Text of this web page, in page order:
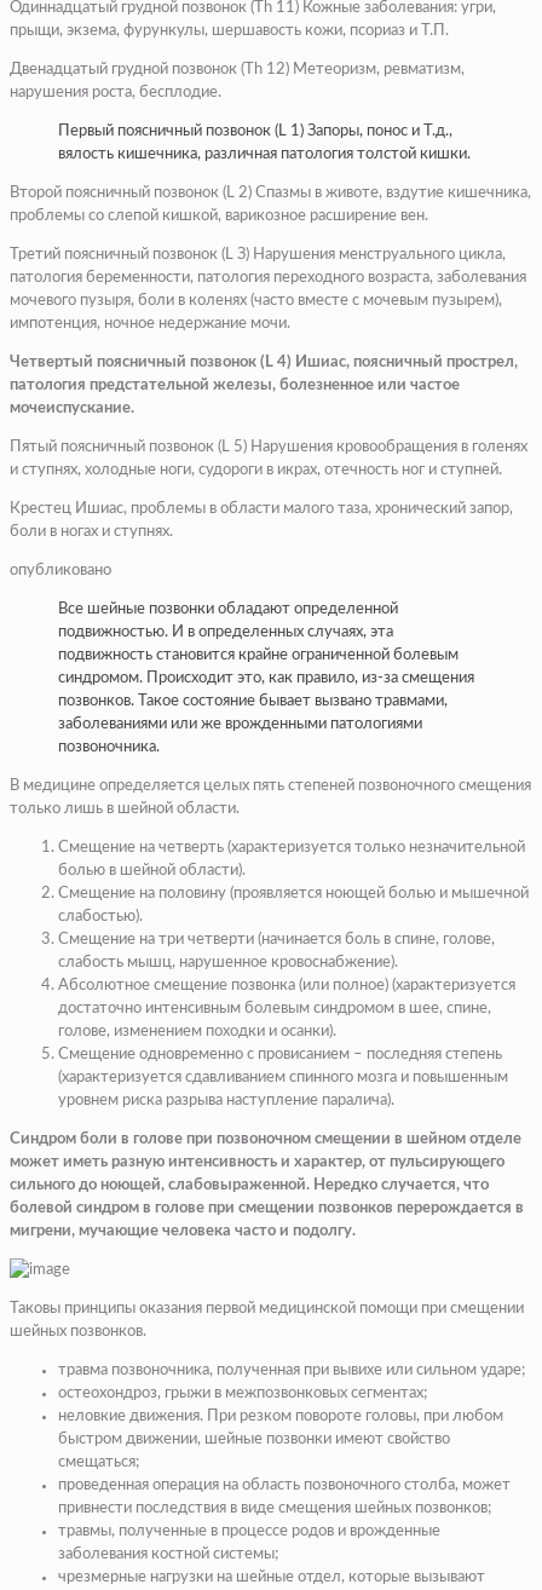
Одиннадцатый грудной позвонок (Th 11) Кожные заболевания: угри,
прыщи, экзема, фурункулы, шершавость кожи, псориаз и Т.П.
Двенадцатый грудной позвонок (Тh 12) Метеоризм, ревматизм,
нарушения роста, бесплодие.
Первый поясничный позвонок (L 1) Запоры, понос и Т.д.,
вялость кишечника, различная патология толстой кишки.
Второй поясничный позвонок (L 2) Спазмы в животе, вздутие кишечника,
проблемы со слепой кишкой, варикозное расширение вен.
Третий поясничный позвонок (L З) Нарушения менструального цикла,
патология беременности, патология переходного возраста, заболевания
мочевого пузыря, боли в коленях (часто вместе с мочевым пузырем),
импотенция, ночное недержание мочи.
Четвертый поясничный позвонок (L 4) Ишиас, поясничный прострел,
патология предстательной железы, болезненное или частое
мочеиспускание.
Пятый поясничный позвонок (L 5) Нарушения кровообращения в голенях
и ступнях, холодные ноги, судороги в икрах, отечность ног и ступней.
Крестец Ишиас, проблемы в области малого таза, хронический запор,
боли в ногах и ступнях.
опубликовано
Все шейные позвонки обладают определенной
подвижностью. И в определенных случаях, эта
подвижность становится крайне ограниченной болевым
синдромом. Происходит это, как правило, из-за смещения
позвонков. Такое состояние бывает вызвано травмами,
заболеваниями или же врожденными патологиями
позвоночника.
В медицине определяется целых пять степеней позвоночного смещения
только лишь в шейной области.
Смещение на четверть (характеризуется только незначительной
болью в шейной области).
Смещение на половину (проявляется ноющей болью и мышечной
слабостью).
Смещение на три четверти (начинается боль в спине, голове,
слабость мышц, нарушенное кровоснабжение).
Абсолютное смещение позвонка (или полное) (характеризуется
достаточно интенсивным болевым синдромом в шее, спине,
голове, изменением походки и осанки).
Смещение одновременно с провисанием – последняя степень
(характеризуется сдавливанием спинного мозга и повышенным
уровнем риска разрыва наступление паралича).
Синдром боли в голове при позвоночном смещении в шейном отделе
может иметь разную интенсивность и характер, от пульсирующего
сильного до ноющей, слабовыраженной. Нередко случается, что
болевой синдром в голове при смещении позвонков перерождается в
мигрени, мучающие человека часто и подолгу.
Таковы принципы оказания первой медицинской помощи при смещении
шейных позвонков.
травма позвоночника, полученная при вывихе или сильном ударе;
остеохондроз, грыжи в межпозвонковых сегментах;
неловкие движения. При резком повороте головы, при любом
быстром движении, шейные позвонки имеют свойство
смещаться;
проведенная операция на область позвоночного столба, может
привнести последствия в виде смещения шейных позвонков;
травмы, полученные в процессе родов и врожденные
заболевания костной системы;
чрезмерные нагрузки на шейные отдел, которые вызывают